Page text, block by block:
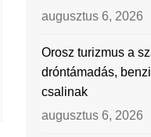
augusztus 6, 2026
Orosz turizmus a
dróntámadás,
csalinak
augusztus 6, 2026